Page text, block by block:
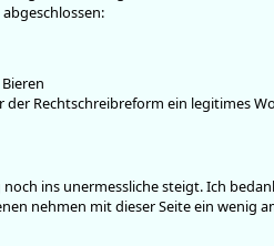
der Rechtschreibreform ein legitimes
ins unermessliche steigt. Ich
nehmen mit dieser Seite ein wenig